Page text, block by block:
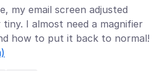
my email screen adjusted
I almost need a magnifier
how to put it back to normal!